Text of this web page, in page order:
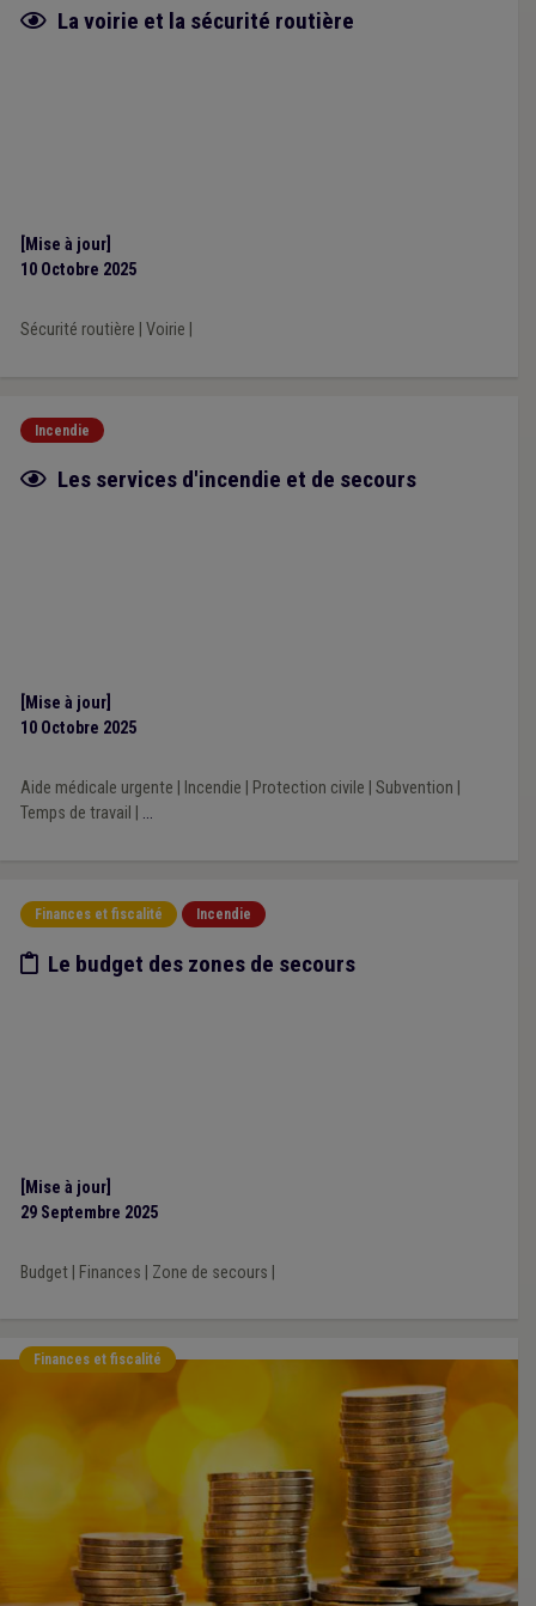
Fiche focus
La voirie et la sécurité routière
[Mise à jour]
10 Octobre 2025
Sécurité routière Voirie
Incendie
Fiche focus
Les services d'incendie et de secours
[Mise à jour]
10 Octobre 2025
Aide médicale urgente Incendie Protection civile Subvention
Temps de travail
...
Finances et fiscalité Incendie
Etude/chiffres
Le budget des zones de secours
[Mise à jour]
29 Septembre 2025
Budget| Finances Zone de secours
Finances et fiscalité